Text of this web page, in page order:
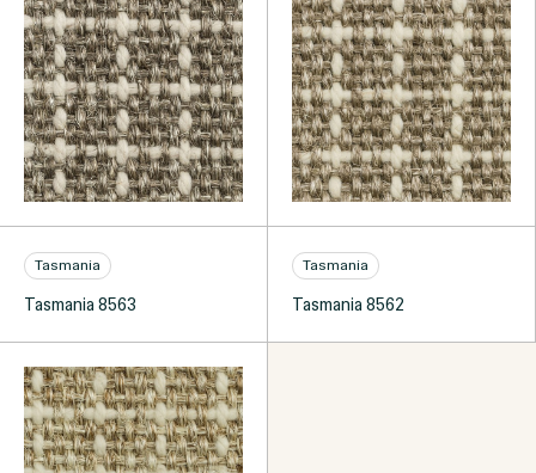
Tasmania
Tasmania 8563
Tasmania
Tasmania 8562